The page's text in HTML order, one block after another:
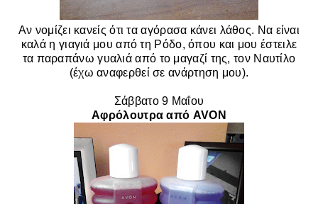
Αν νομίζει κανείς ότι τα αγόρασα κάνει λάθος. Να είναι
καλά η γιαγιά μου από τη Ρόδο, όπου και μου έστειλε
τα παραπάνω γυαλιά από το μαγαζί της, τον Ναυτίλο
(έχω αναφερθεί σε ανάρτηση μου).
Σάββατο9 Μαΐου
Αφρόλουτρα από AVON